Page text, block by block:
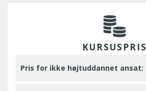
KURSUSPRIS
Pris for ikke højtuddannet ansat: